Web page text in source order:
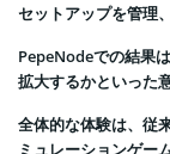
セットアップを管理
PepeNodeでの結果
拡大するかといった
全体的な体験は、従
ミュレーションゲー